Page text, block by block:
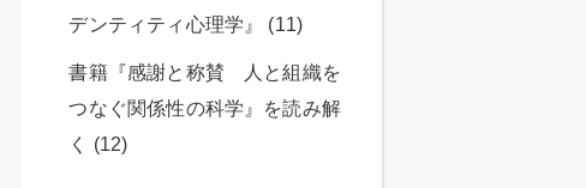
デンティティ心理学』 (11)
書籍『感謝と称賛 人と組織を
つなぐ関係性の科学』を読み解
く (12)